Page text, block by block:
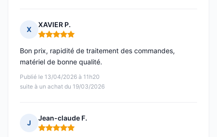
X
XAVIER P.
Note : 5 sur 5
Publié le 13/04/2026 à 11h20
suite à un achat du 19/03/2026
Bon prix, rapidité de traitement des commandes,
matériel de bonne qualité.
J
Jean-claude F.
Note : 5 sur 5